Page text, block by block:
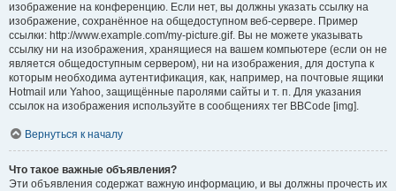
изображение на конференцию. Если нет, вы должны указать ссылку на
изображение, сохранённое на общедоступном веб-сервере. Пример
ссылки: http://www.example.com/my-picture.gif. Вы не можете указывать
ссылку ни на изображения, хранящиеся на вашем компьютере (если он не
является общедоступным сервером), ни на изображения, для доступа к
которым необходима аутентификация, как, например, на почтовые ящики
Hotmail или Yahoo, защищённые паролями сайты и т. п. Для указания
ссылок на изображения используйте в сообщениях тег BBCode [img].
Вернуться к началу
Что такое важные объявления?
Эти объявления содержат важную информацию, и вы должны прочесть их